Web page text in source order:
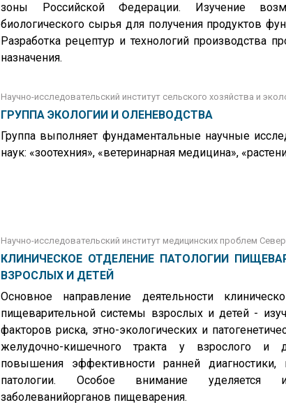
зоны Российской Федерации. Изучение
биологического сырья для получения продуктов
Разработка рецептур и технологий производства
назначения.
Научно-исследовательский институт сельского хозяйства и
ГРУППА ЭКОЛОГИИ И ОЛЕНЕВОДСТВА
Группа выполняет фундаментальные научные
наук: «зоотехния», «ветеринарная медицина»,
Научно-исследовательский институт медицинских проблем
КЛИНИЧЕСКОЕ ОТДЕЛЕНИЕ ПАТОЛОГИИ
ВЗРОСЛЫХ И ДЕТЕЙ
Основное направление деятельности
пищеварительной системы взрослых и детей -
факторов риска, этно-экологических и
желудочно-кишечного тракта у взрослого и
повышения эффективности ранней диагностики,
патологии. Особое внимание уделяется
заболеванийорганов пищеварения.